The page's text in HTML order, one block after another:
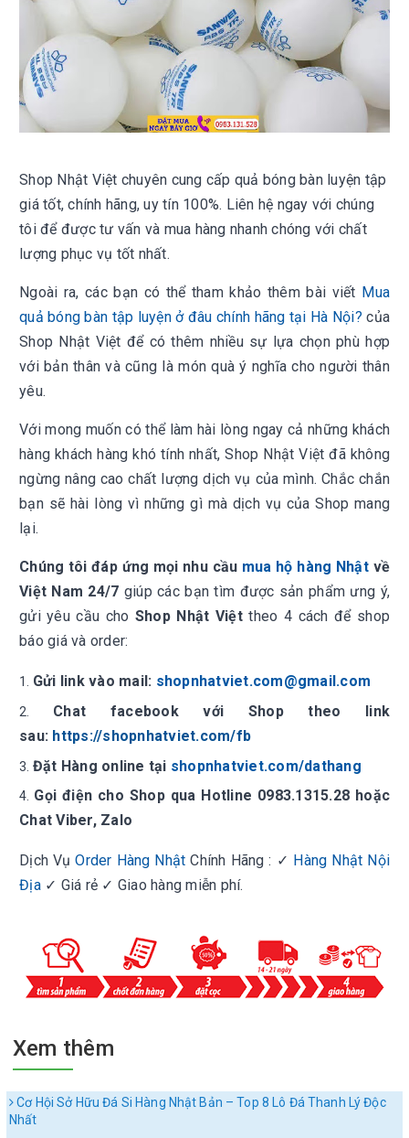
Shop Nhật Việt chuyên cung cấp quả bóng bàn luyện tập
giá tốt, chính hãng, uy tín 100%. Liên hệ ngay với chúng
tôi để được tư vấn và mua hàng nhanh chóng với chất
lượng phục vụ tốt nhất.
Ngoài ra, các bạn có thể tham khảo thêm bài viết Mua
quả bóng bàn tập luyện ở đâu chính hãng tại Hà Nội? của
Shop Nhật Việt để có thêm nhiều sự lựa chọn phù hợp
với bản thân và cũng là món quà ý nghĩa cho người thân
yêu.
Với mong muốn có thể làm hài lòng ngay cả những khách
hàng khách hàng khó tính nhất, Shop Nhật Việt đã không
ngừng nâng cao chất lượng dịch vụ của mình. Chắc chắn
bạn sẽ hài lòng vì những gì mà dịch vụ của Shop mang
lại.
Chúng tôi đáp ứng mọi nhu cầu mua hộ hàng Nhậtvề
Việt Nam 24/7 giúp các bạn tìm được sản phẩm ưng ý,
gửi yêu cầu cho Shop Nhật Việttheo 4 cách để shop
báo giá và order:
Gửi link vào mail: shopnhatviet.com@gmail.com
Chat facebook với Shop theo link
sau: https://shopnhatviet.com/fb
Đặt Hàng online tại shopnhatviet.com/dathang
Gọi điện cho Shop qua Hotline 0983.1315.28 hoặc
Chat Viber, Zalo
Dịch VụOrder Hàng Nhật Chính Hãng : ✓ Hàng Nhật Nội
Địa✓ Giá rẻ ✓ Giao hàng miễn phí.
Xem thêm
Cơ Hội Sở Hữu Đá Si Hàng Nhật Bản – Top 8 Lô Đá Thanh Lý Độc
Nhất